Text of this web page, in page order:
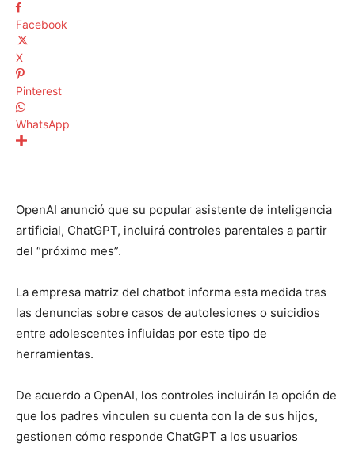
Facebook
X
Pinterest
WhatsApp
OpenAI anunció que su popular asistente de inteligencia
artificial, ChatGPT, incluirá controles parentales a partir
del “próximo mes”.
La empresa matriz del chatbot informa esta medida tras
las denuncias sobre casos de autolesiones o suicidios
entre adolescentes influidas por este tipo de
herramientas.
De acuerdo a OpenAI, los controles incluirán la opción de
que los padres vinculen su cuenta con la de sus hijos,
gestionen cómo responde ChatGPT a los usuarios